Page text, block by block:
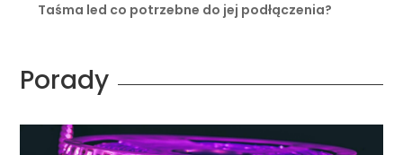
Taśma led co potrzebne do jej podłączenia?
Porady